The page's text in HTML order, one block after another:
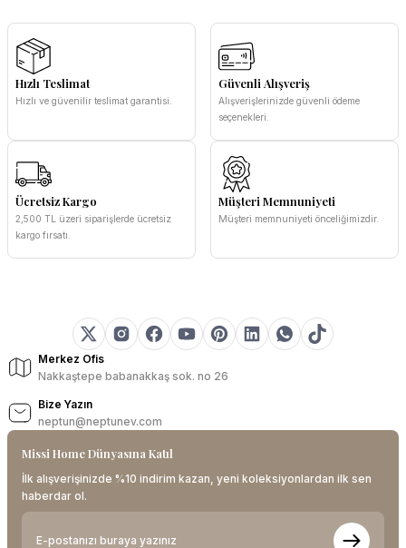
Hızlı Teslimat
Hızlı ve güvenilir teslimat garantisi.
Güvenli Alışveriş
Alışverişlerinizde güvenli ödeme
seçenekleri.
Ücretsiz Kargo
2,500 TL üzeri siparişlerde ücretsiz
kargo fırsatı.
Müşteri Memnuniyeti
Müşteri memnuniyeti önceliğimizdir.
Merkez Ofis
Nakkaştepe babanakkaş sok. no 26
Bize Yazın
neptun@neptunev.com
Missi Home Dünyasına Katıl
İlk alışverişinizde %10 indirim kazan, yeni koleksiyonlardan ilk sen
haberdar ol.